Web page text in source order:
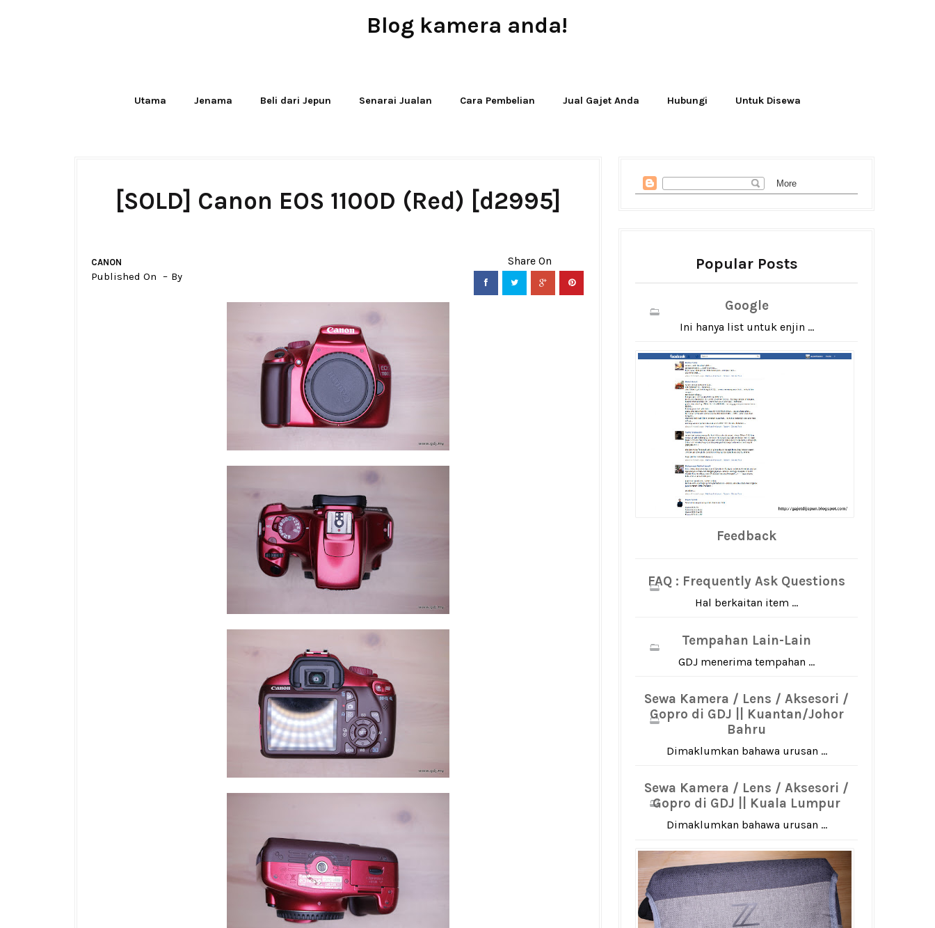
Blog kamera anda!
Utama Jenama Beli dari Jepun Senarai Jualan Cara Pembelian Jual Gajet Anda Hubungi Untuk Disewa
[SOLD] Canon EOS 1100D (Red) [d2995]
CANON
Published On By
Popular Posts
Google
Ini hanya list untuk enjin ...
Feedback
FAQ : Frequently Ask Questions
Hal berkaitan item ...
Tempahan Lain-Lain
GDJ menerima tempahan ...
Sewa Kamera / Lens / Aksesori /
Gopro di GDJ || Kuantan/Johor
Bahru
Dimaklumkan bahawa urusan ...
Sewa Kamera / Lens / Aksesori /
Gopro di GDJ || Kuala Lumpur
Dimaklumkan bahawa urusan ...